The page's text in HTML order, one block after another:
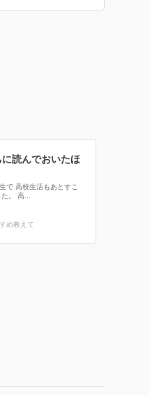
読んでおいたほ
で 高校生活もあとすこ
。 高...
め教えて